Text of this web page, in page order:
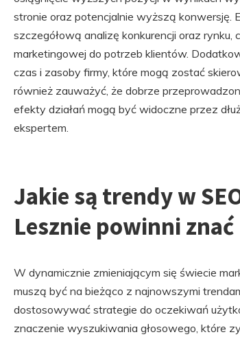
stronie oraz potencjalnie wyższą konwersję.
szczegółową analizę konkurencji oraz
marketingowej do potrzeb klientów.
czas i zasoby firmy, które mogą zostać
również zauważyć, że dobrze
efekty działań mogą być widoczne przez
ekspertem.
Jakie są trendy w
Lesznie powinni znać
W dynamicznie zmieniającym się świecie
muszą być na bieżąco z najnowszymi
dostosowywać strategie do oczekiwań
znaczenie wyszukiwania głosowego, które